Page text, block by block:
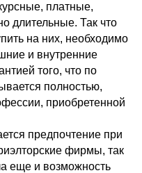
платные,
длительные. Так что
на них, необходимо
и внутренние
того, что по
полностью,
приобретенной
предпочтение при
фирмы, так
еще и возможность